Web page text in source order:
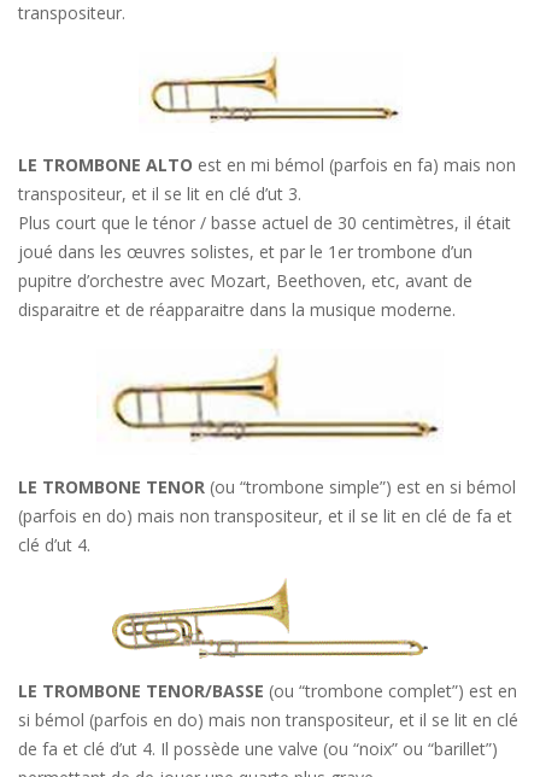
transpositeur.
LE TROMBONE ALTO est en mi bémol (parfois en fa) mais non
transpositeur, et il se lit en clé d’ut 3.
Plus court que le ténor / basse actuel de 30 centimètres, il était
joué dans les œuvres solistes, et par le 1er trombone d’un
pupitre d’orchestre avec Mozart, Beethoven, etc, avant de
disparaitre et de réapparaitre dans la musique moderne.
LE TROMBONE TENOR (ou “trombone simple”) est en si bémol
(parfois en do) mais non transpositeur, et il se lit en clé de fa et
clé d’ut 4.
LE TROMBONE TENOR/BASSE (ou “trombone complet”) est en
si bémol (parfois en do) mais non transpositeur, et il se lit en clé
de fa et clé d’ut 4. Il possède une valve (ou “noix” ou “barillet”)